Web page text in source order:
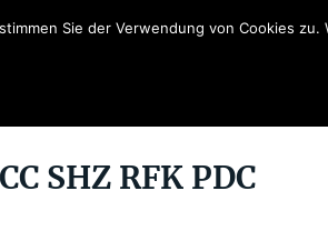
SHZ RFK PDC
Sie der Verwendung von Cookies zu.